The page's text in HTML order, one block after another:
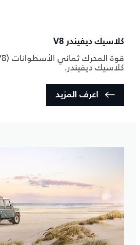
كلاسيك ديفيندر V8
كلاسيك ديفيندر.
اعرف المزيد